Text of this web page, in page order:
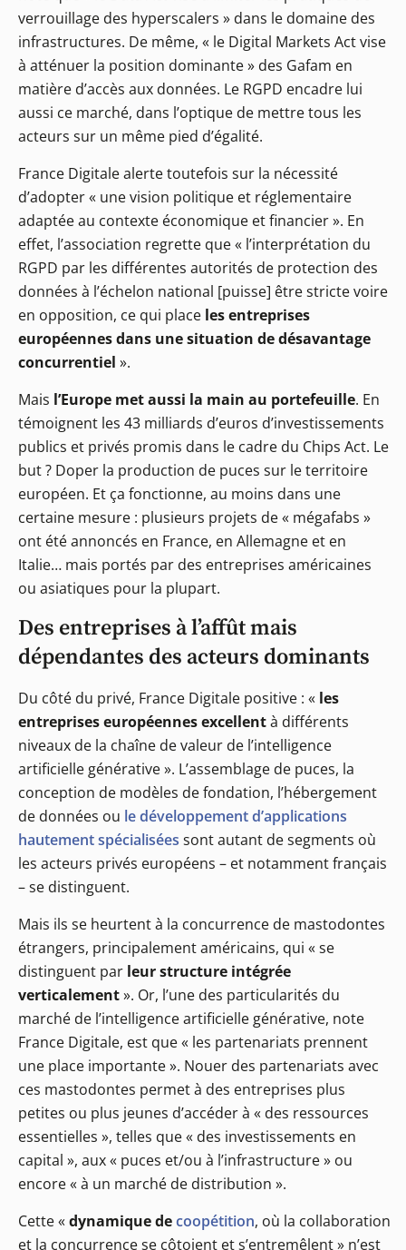
verrouillage des hyperscalers » dans le domaine des
infrastructures. De même, « le Digital Markets Act vise
à atténuer la position dominante » des Gafam en
matière d’accès aux données. Le RGPD encadre lui
aussi ce marché, dans l’optique de mettre tous les
acteurs sur un même pied d’égalité.
France Digitale alerte toutefois sur la nécessité
d’adopter « une vision politique et réglementaire
adaptée au contexte économique et financier ». En
effet, l’association regrette que « l’interprétation du
RGPD par les différentes autorités de protection des
données à l’échelon national [puisse] être stricte voire
en opposition, ce qui place les entreprises
européennes dans une situation de désavantage
concurrentiel ».
Mais l’Europe met aussi la main au portefeuille. En
témoignent les 43 milliards d’euros d’investissements
publics et privés promis dans le cadre du Chips Act. Le
but ? Doper la production de puces sur le territoire
européen. Et ça fonctionne, au moins dans une
certaine mesure : plusieurs projets de « mégafabs »
ont été annoncés en France, en Allemagne et en
Italie… mais portés par des entreprises américaines
ou asiatiques pour la plupart.
Des entreprises à l’affût mais
dépendantes des acteurs dominants
Du côté du privé, France Digitale positive : « les
entreprises européennes excellentà différents
niveaux de la chaîne de valeur de l’intelligence
artificielle générative ». L’assemblage de puces, la
conception de modèles de fondation, l’hébergement
de données ou le développement d’applications
hautement spécialisées sont autant de segments où
les acteurs privés européens – et notamment français
– se distinguent.
Mais ils se heurtent à la concurrence de mastodontes
étrangers, principalement américains, qui « se
distinguent par leur structure intégrée
verticalement». Or, l’une des particularités du
marché de l’intelligence artificielle générative, note
France Digitale, est que « les partenariats prennent
une place importante ». Nouer des partenariats avec
ces mastodontes permet à des entreprises plus
petites ou plus jeunes d’accéder à « des ressources
essentielles », telles que « des investissements en
capital », aux « puces et/ou à l’infrastructure » ou
encore « à un marché de distribution ».
Cette «dynamique decoopétition, où la collaboration
et la concurrence se côtoient et s’entremêlent » n’est